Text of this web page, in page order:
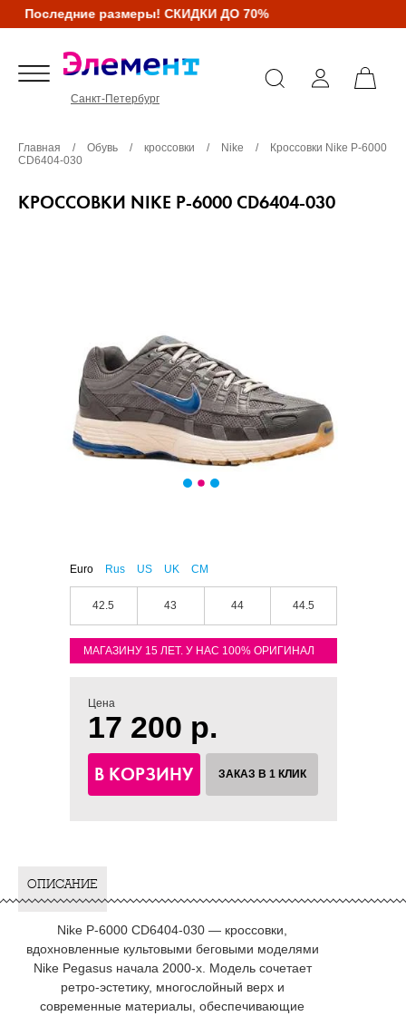
Последние размеры! СКИДКИ ДО 70%
Санкт-Петербург
Главная / Обувь / кроссовки / Nike /
Кроссовки Nike P-6000
CD6404-030
КРОССОВКИ NIKE P-6000 CD6404-030
Euro Rus US UK CM
42.5 43 44 44.5
МАГАЗИНУ 15 ЛЕТ. У НАС 100% ОРИГИНАЛ
Цена
17 200 р.
В КОРЗИНУ ЗАКАЗ В 1 КЛИК
ОПИСАНИЕ
Nike P-6000 CD6404-030 — кроссовки,
вдохновленные культовыми беговыми моделями
Nike Pegasus начала 2000-х. Модель сочетает
ретро-эстетику, многослойный верх и
современные материалы, обеспечивающие